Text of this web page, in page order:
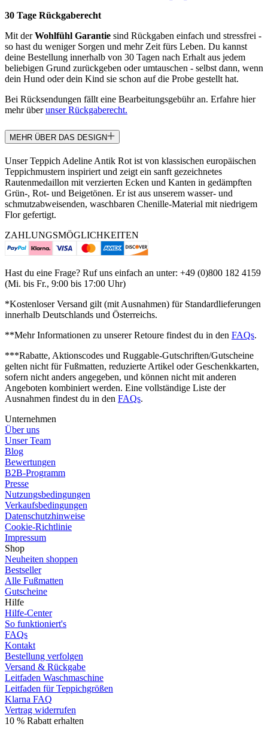
30 Tage Rückgaberecht
Mit derWohlfühl Garantie sind Rückgaben einfach und stressfrei -
so hast du weniger Sorgen und mehr Zeit fürs Leben. Du kannst
deine Bestellung innerhalb von 30 Tagen nach Erhalt aus jedem
beliebigen Grund zurückgeben oder umtauschen - selbst dann, wenn
dein Hund oder dein Kind sie schon auf die Probe gestellt hat.
Bei Rücksendungen fällt eine Bearbeitungsgebühr an. Erfahre hier
mehr überunser Rückgaberecht.
MEHR ÜBER DAS DESIGN
Unser Teppich Adeline Antik Rot ist von klassischen europäischen
Teppichmustern inspiriert und zeigt ein sanft gezeichnetes
Rautenmedaillon mit verzierten Ecken und Kanten in gedämpften
Grün-, Rot- und Beigetönen. Er ist aus unserem wasser- und
schmutzabweisenden, waschbaren Chenille-Material mit niedrigem
Flor gefertigt.
ZAHLUNGSMÖGLICHKEITEN
Hast du eine Frage? Ruf uns einfach an unter: +49 (0)800 182 4159
(Mi. bis Fr., 9:00 bis 17:00 Uhr)
*Kostenloser Versand gilt (mit Ausnahmen) für Standardlieferungen
innerhalb Deutschlands und Österreichs.
**Mehr Informationen zu unserer Retoure findest du in den FAQs.
***Rabatte, Aktionscodes und Ruggable-Gutschriften/Gutscheine
gelten nicht für Fußmatten, reduzierte Artikel oder Geschenkkarten,
sofern nicht anders angegeben, und können nicht mit anderen
Angeboten kombiniert werden. Eine vollständige Liste der
Ausnahmen findest du in den FAQs.
Unternehmen
Über uns
Unser Team
Blog
Bewertungen
B2B-Programm
Presse
Nutzungsbedingungen
Verkaufsbedingungen
Datenschutzhinweise
Cookie-Richtlinie
Impressum
Shop
Neuheiten shoppen
Bestseller
Alle Fußmatten
Gutscheine
Hilfe
Hilfe-Center
So funktioniert's
FAQs
Kontakt
Bestellung verfolgen
Versand & Rückgabe
Leitfaden Waschmaschine
Leitfaden für Teppichgrößen
Klarna FAQ
Vertrag widerrufen
10 % Rabatt erhalten